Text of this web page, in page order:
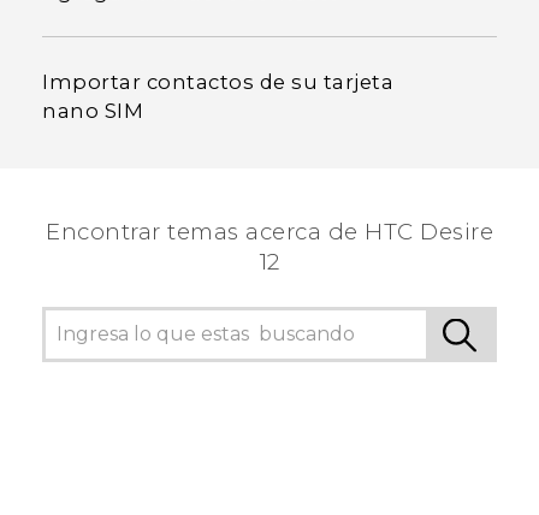
Importar contactos de su tarjeta
nano SIM
Encontrar temas acerca de HTC Desire
12